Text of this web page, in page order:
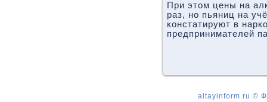
При этом цены на
раз, но пьяниц на
констатируют в
предпринимателей
altayinform.ru ©